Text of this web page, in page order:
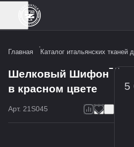
Главная Каталог итальянских тканей
Шелковый Шифон
в красном цвете
Арт. 21S045
5